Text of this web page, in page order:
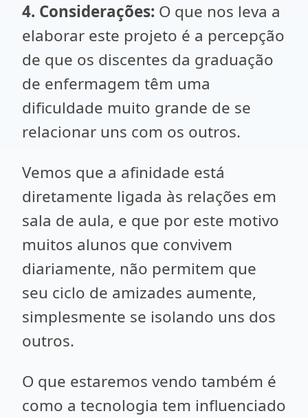
4. Considerações: O que nos leva a
elaborar este projeto é a percepção
de que os discentes da graduação
de enfermagem têm uma
dificuldade muito grande de se
relacionar uns com os outros.
Vemos que a afinidade está
diretamente ligada às relações em
sala de aula, e que por este motivo
muitos alunos que convivem
diariamente, não permitem que
seu ciclo de amizades aumente,
simplesmente se isolando uns dos
outros.
O que estaremos vendo também é
como a tecnologia tem influenciado